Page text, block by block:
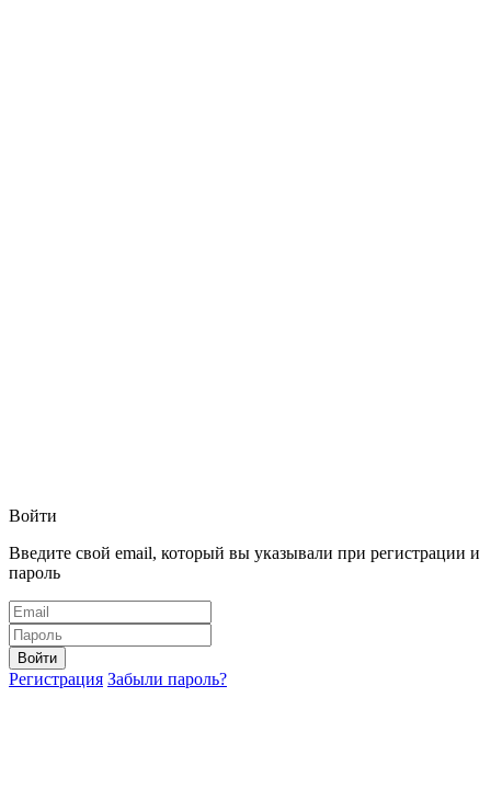
Войти
Введите свой email, который вы указывали при регистрации и
пароль
Войти
Регистрация Забыли пароль?